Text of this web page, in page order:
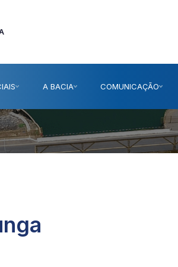
A BACIA COMUNICAÇÃO